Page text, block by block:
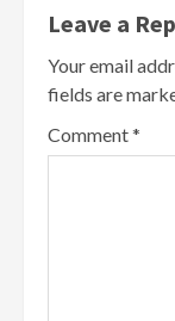
Leave a
Your email
fields are
Comment*